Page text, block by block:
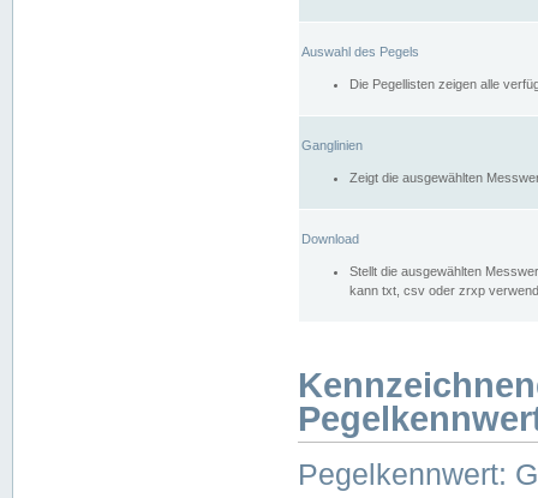
Auswahl des Pegels
Die Pegellisten zeigen alle
Ganglinien
Zeigt die ausgewählten
Download
Stellt die ausgewählten
kann txt, csv oder zrxp
Pegelkennwert: